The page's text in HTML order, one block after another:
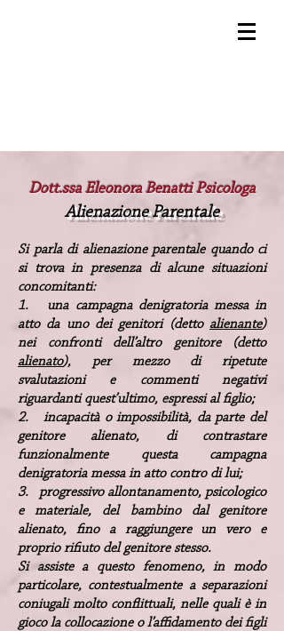
Si parla di alienazione parentale quando ci
si trova in presenza di alcune situazioni
concomitanti:
1. una campagna denigratoria messa in
atto da uno dei genitori (detto alienante)
nei confronti dell’altro genitore (detto
alienato), per mezzo di ripetute
svalutazioni e commenti negativi
riguardanti quest’ultimo, espressi al figlio;
2. incapacità o impossibilità, da parte del
genitore alienato, di contrastare
funzionalmente questa campagna
denigratoria messa in atto contro di lui;
3. progressivo allontanamento, psicologico
e materiale, del bambino dal genitore
alienato, fino a raggiungere un vero e
proprio rifiuto del genitore stesso.
Si assiste a questo fenomeno, in modo
particolare, contestualmente a separazioni
coniugali molto conflittuali, nelle quali è in
gioco la collocazione o l’affidamento dei figli
Dott.ssa Eleonora Benatti Psicologa
Alienazione Parentale